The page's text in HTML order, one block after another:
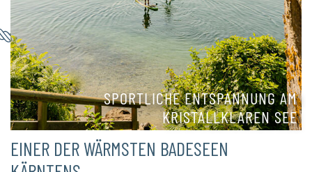
SPORTLICHE ENTSPANNUNG AM
KRISTALLKLAREN SEE
EINER DER WÄRMSTEN BADESEEN